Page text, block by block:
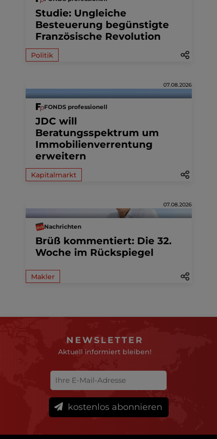
Studie: Ungleiche
Besteuerung begünstigte
Französische Revolution
Politik
07.08.2026
FONDS professionell
JDC will
Beratungsspektrum um
Immobilienverrentung
erweitern
Kapitalmarkt
07.08.2026
Nachrichten
Brüß kommentiert: Die 32.
Woche im Rückspiegel
Makler
NEWSLETTER
Aktuell informiert bleiben!
kostenlos abonnieren